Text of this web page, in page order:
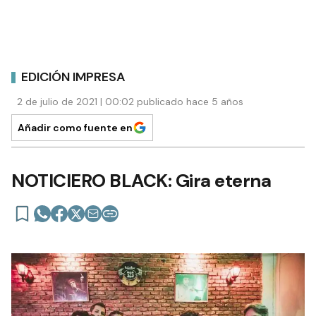
EDICIÓN IMPRESA
2 de julio de 2021 | 00:02 publicado hace 5 años
Añadir como fuente en
NOTICIERO BLACK: Gira eterna